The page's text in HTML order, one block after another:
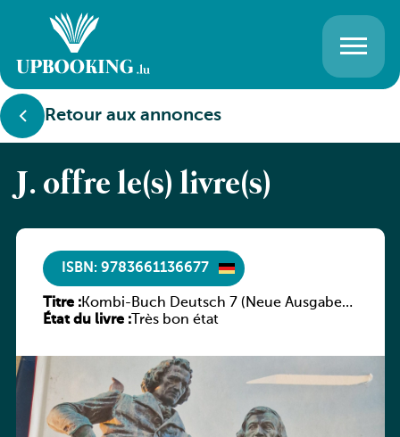
Retour aux annonces
J. offre le(s) livre(s)
ISBN: 9783661136677
Titre :Kombi-Buch Deutsch 7 (Neue Ausgabe
Luxemburg)
État du livre :Très bon état